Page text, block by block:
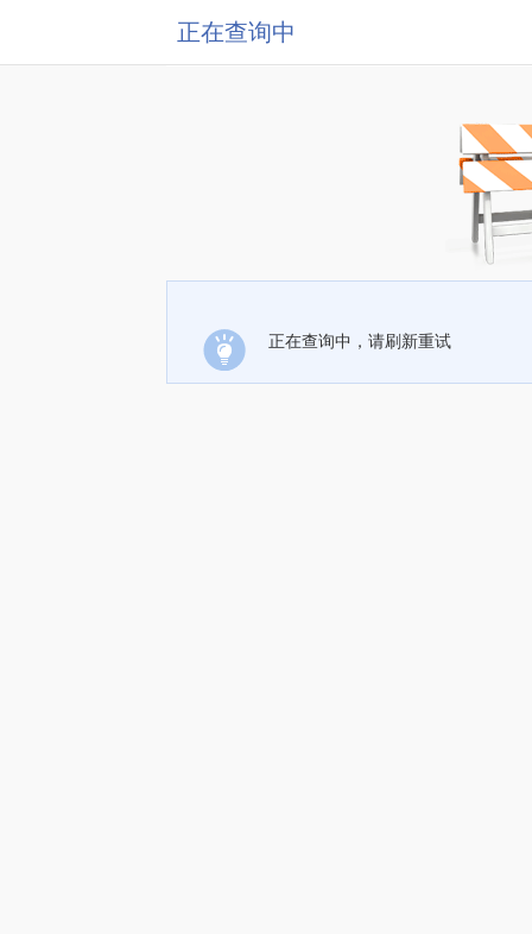
正在查询中
正在查询中，请刷新重试